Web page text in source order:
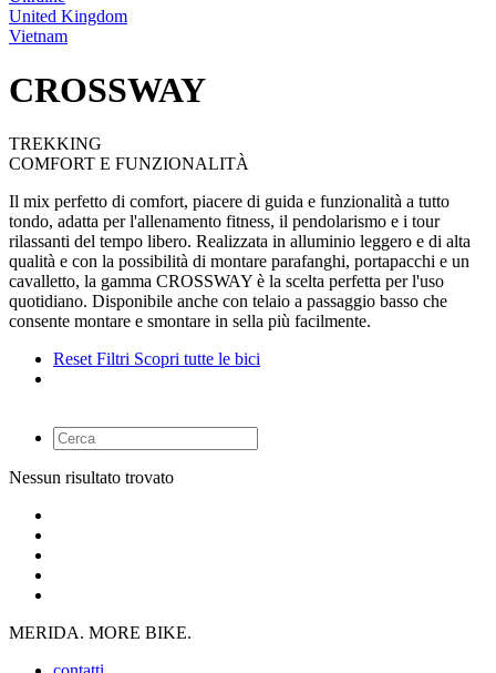
United Kingdom
Vietnam
CROSSWAY
TREKKING
COMFORT E FUNZIONALITÀ
Il mix perfetto di comfort, piacere di guida e funzionalità a tutto
tondo, adatta per l'allenamento fitness, il pendolarismo e i tour
rilassanti del tempo libero. Realizzata in alluminio leggero e di alta
qualità e con la possibilità di montare parafanghi, portapacchi e un
cavalletto, la gamma CROSSWAY è la scelta perfetta per l'uso
quotidiano. Disponibile anche con telaio a passaggio basso che
consente montare e smontare in sella più facilmente.
Reset Filtri Scopri tutte le bici
Nessun risultato trovato
MERIDA. MORE BIKE.